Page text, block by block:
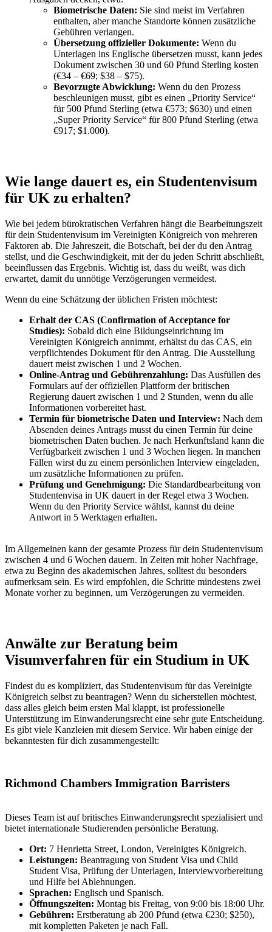
Biometrische Daten: Sie sind meist im Verfahren
enthalten, aber manche Standorte können zusätzliche
Gebühren verlangen.
Übersetzung offizieller Dokumente: Wenn du
Unterlagen ins Englische übersetzen musst, kann jedes
Dokument zwischen 30 und 60 Pfund Sterling kosten
(€34 – €69; $38 – $75).
Bevorzugte Abwicklung: Wenn du den Prozess
beschleunigen musst, gibt es einen „Priority Service“
für 500 Pfund Sterling (etwa €573; $630) und einen
„Super Priority Service“ für 800 Pfund Sterling (etwa
€917; $1.000).
Wie lange dauert es, ein Studentenvisum
für UK zu erhalten?
Wie bei jedem bürokratischen Verfahren hängt die Bearbeitungszeit
für dein Studentenvisum im Vereinigten Königreich von mehreren
Faktoren ab. Die Jahreszeit, die Botschaft, bei der du den Antrag
stellst, und die Geschwindigkeit, mit der du jeden Schritt abschließt,
beeinflussen das Ergebnis. Wichtig ist, dass du weißt, was dich
erwartet, damit du unnötige Verzögerungen vermeidest.
Wenn du eine Schätzung der üblichen Fristen möchtest:
Erhalt der CAS (Confirmation of Acceptance for
Studies): Sobald dich eine Bildungseinrichtung im
Vereinigten Königreich annimmt, erhältst du das CAS, ein
verpflichtendes Dokument für den Antrag. Die Ausstellung
dauert meist zwischen 1 und 2 Wochen.
Online-Antrag und Gebührenzahlung: Das Ausfüllen des
Formulars auf der offiziellen Plattform der britischen
Regierung dauert zwischen 1 und 2 Stunden, wenn du alle
Informationen vorbereitet hast.
Termin für biometrische Daten und Interview: Nach dem
Absenden deines Antrags musst du einen Termin für deine
biometrischen Daten buchen. Je nach Herkunftsland kann die
Verfügbarkeit zwischen 1 und 3 Wochen liegen. In manchen
Fällen wirst du zu einem persönlichen Interview eingeladen,
um zusätzliche Informationen zu prüfen.
Prüfung und Genehmigung: Die Standardbearbeitung von
Studentenvisa in UK dauert in der Regel etwa 3 Wochen.
Wenn du den Priority Service wählst, kannst du deine
Antwort in 5 Werktagen erhalten.
Im Allgemeinen kann der gesamte Prozess für dein Studentenvisum
zwischen 4 und 6 Wochen dauern. In Zeiten mit hoher Nachfrage,
etwa zu Beginn des akademischen Jahres, solltest du besonders
aufmerksam sein. Es wird empfohlen, die Schritte mindestens zwei
Monate vorher zu beginnen, um Verzögerungen zu vermeiden.
Anwälte zur Beratung beim
Visumverfahren für ein Studium in UK
Findest du es kompliziert, das Studentenvisum für das Vereinigte
Königreich selbst zu beantragen? Wenn du sicherstellen möchtest,
dass alles gleich beim ersten Mal klappt, ist professionelle
Unterstützung im Einwanderungsrecht eine sehr gute Entscheidung.
Es gibt viele Kanzleien mit diesem Service. Wir haben einige der
bekanntesten für dich zusammengestellt:
Richmond Chambers Immigration Barristers
Dieses Team ist auf britisches Einwanderungsrecht spezialisiert und
bietet internationale Studierenden persönliche Beratung.
Ort: 7 Henrietta Street, London, Vereinigtes Königreich.
Leistungen: Beantragung von Student Visa und Child
Student Visa, Prüfung der Unterlagen, Interviewvorbereitung
und Hilfe bei Ablehnungen.
Sprachen: Englisch und Spanisch.
Öffnungszeiten: Montag bis Freitag, von 9:00 bis 18:00 Uhr.
Gebühren: Erstberatung ab 200 Pfund (etwa €230; $250),
mit kompletten Paketen je nach Fall.